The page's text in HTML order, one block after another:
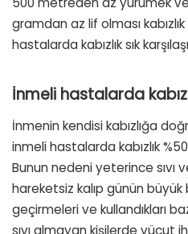
gramdan az lif olması
hastalarda kabızlık sık
İnmeli hastalarda
İnmenin kendisi kabızlığa
inmeli hastalarda kabızlık
Bunun nedeni yeterince sıvı
hareketsiz kalıp günün
geçirmeleri ve kullandıkları
sıvı almayan kişilerde vücut